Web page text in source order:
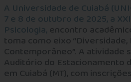
A Universidade de Cuiabá
7 e 8 de outubro de 2025, a
Psicologia, encontro
toma como eixo “Diversidade,
Contemporâneo”. A atividade
Auditório do Estacionamento
em Cuiabá (MT), com